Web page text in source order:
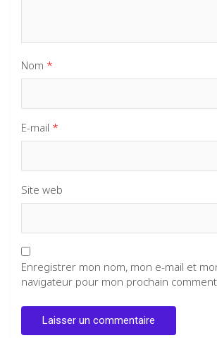
Nom *
E-mail *
Site web
Enregistrer mon nom, mon e-mail et
navigateur pour mon prochain